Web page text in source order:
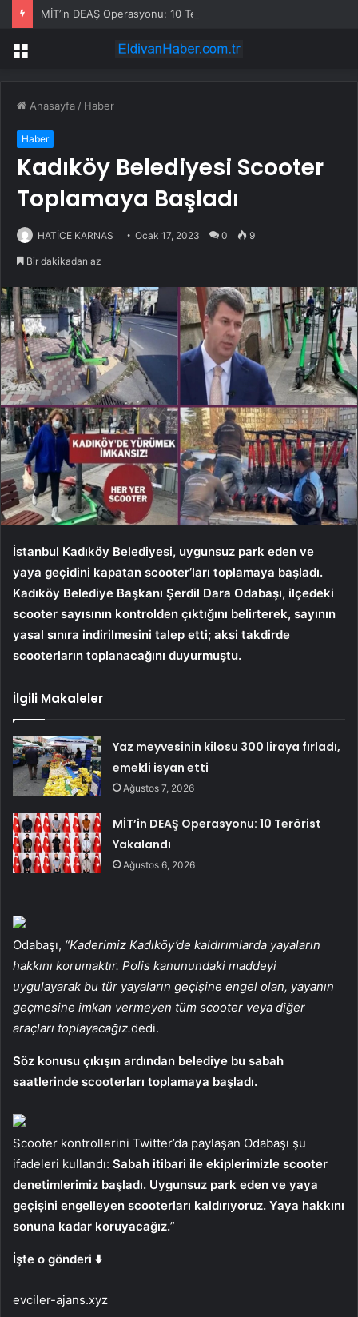
MİT’in DEAŞ Operasyonu: 10 Terörist Yakalandı
Menü
Anasayfa / Haber
Haber
Kadıköy Belediyesi Scooter
Toplamaya Başladı
HATİCE KARNAS Ocak 17, 2023 0 9
Bir dakikadan az
İstanbul Kadıköy Belediyesi, uygunsuz park eden ve
yaya geçidini kapatan scooter’ları toplamaya başladı.
Kadıköy Belediye Başkanı Şerdil Dara Odabaşı, ilçedeki
scooter sayısının kontrolden çıktığını belirterek, sayının
yasal sınıra indirilmesini talep etti; aksi takdirde
scooterların toplanacağını duyurmuştu.
İlgili Makaleler
Yaz meyvesinin kilosu 300 liraya fırladı,
emekli isyan etti
Ağustos 7, 2026
MİT’in DEAŞ Operasyonu: 10 Terörist
Yakalandı
Ağustos 6, 2026
Odabaşı, “Kaderimiz Kadıköy’de kaldırımlarda yayaların
hakkını korumaktır. Polis kanunundaki maddeyi
uygulayarak bu tür yayaların geçişine engel olan, yayanın
geçmesine imkan vermeyen tüm scooter veya diğer
araçları toplayacağız.dedi.
Söz konusu çıkışın ardından belediye bu sabah
saatlerinde scooterları toplamaya başladı.
Scooter kontrollerini Twitter’da paylaşan Odabaşı şu
ifadeleri kullandı: Sabah itibari ile ekiplerimizle scooter
denetimlerimiz başladı. Uygunsuz park eden ve yaya
geçişini engelleyen scooterları kaldırıyoruz. Yaya hakkını
sonuna kadar koruyacağız.”
İşte o gönderi ⬇️
evciler-ajans.xyz